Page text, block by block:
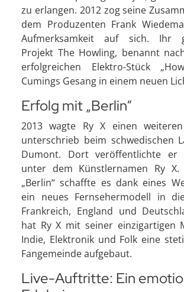
zu erlangen. 2012 zog seine
dem Produzenten Frank
Aufmerksamkeit auf sich. Ihr
Projekt The Howling, benannt
erfolgreichen Elektro-Stück
Cumings Gesang in einem neuen
Erfolg mit „Berlin“
2013 wagte Ry X einen
unterschrieb beim schwedischen
Dumont. Dort veröffentlichte er
unter dem Künstlernamen Ry X.
„Berlin“ schaffte es dank eines
ein neues Fernsehermodell in
Frankreich, England und
hat Ry X mit seiner einzigartigen
Indie, Elektronik und Folk eine
Fangemeinde aufgebaut.
Live-Auftritte: Ein